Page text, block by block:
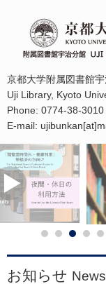
京都大学附属図書館
Uji Library, Kyoto
Phone: 0774-38-
E-mail:
お知らせ News